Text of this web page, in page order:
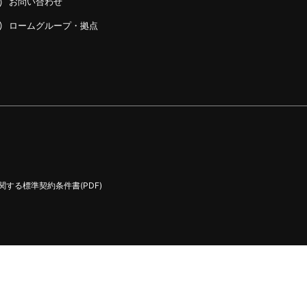
ロームグループ・拠点
する標準契約条件書(PDF)